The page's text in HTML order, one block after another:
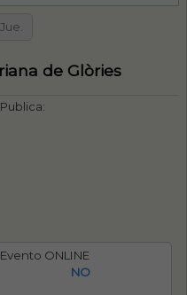
Jue.
de Glòries
Evento ONLINE
NO